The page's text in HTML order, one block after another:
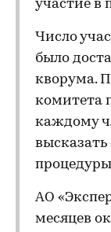
участие в
Число
было
кворума.
комитета
каждому
высказать
АО
месяцев